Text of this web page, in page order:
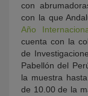
con
con la que
Año
cuenta con la
de
Pabellón del
la muestra
de 10.00 de la